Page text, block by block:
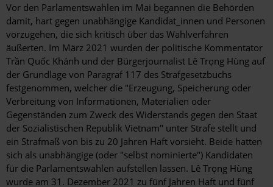
Vor den Parlamentswahlen im Mai begannen die Behörden
damit, hart gegen unabhängige Kandidat_innen und Personen
vorzugehen, die sich kritisch über das Wahlverfahren
äußerten. Im März 2021 wurden der politische Kommentator
Trần Quốc Khánh und der Bürgerjournalist Lê Trọng Hùng auf
der Grundlage von Paragraf 117 des Strafgesetzbuchs
festgenommen, welcher die "Erzeugung, Speicherung oder
Verbreitung von Informationen, Materialien oder
Gegenständen zum Zweck des Widerstands gegen den Staat
der Sozialistischen Republik Vietnam" unter Strafe stellt und
ein Strafmaß von bis zu 20 Jahren Haft vorsieht. Beide hatten
sich als unabhängige (oder "selbst nominierte") Kandidaten
für die Parlamentswahlen aufstellen lassen. Lê Trọng Hùng
wurde am 31. Dezember 2021 zu fünf Jahren Haft und fünf